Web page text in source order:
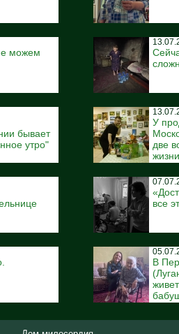
можем
бывает
утро"
У
две
жизни
все
В